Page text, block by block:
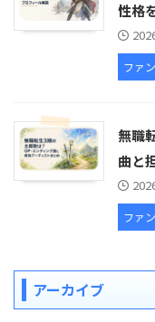
性格
ファ
無職
曲と
ファ
アーカイブ